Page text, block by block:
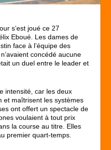
s’est joué ce 27
Eboué. Les dames de
face à l’équipe des
concédé aucune
un duel entre le leader et
intensité, car les deux
et maîtrisent les systèmes
ont offert un spectacle de
voulaient à tout prix
la course au titre. Elles
premier quart-temps.